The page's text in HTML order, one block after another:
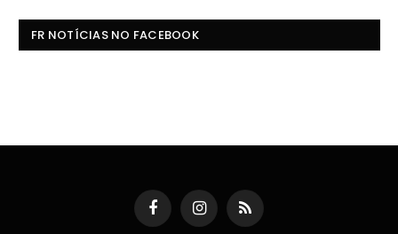
FR NOTÍCIAS NO FACEBOOK
FacebookInstagramRSS